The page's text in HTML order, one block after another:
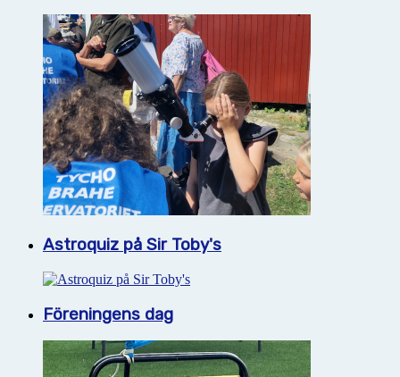
Astroquiz på Sir Toby's
Föreningens dag